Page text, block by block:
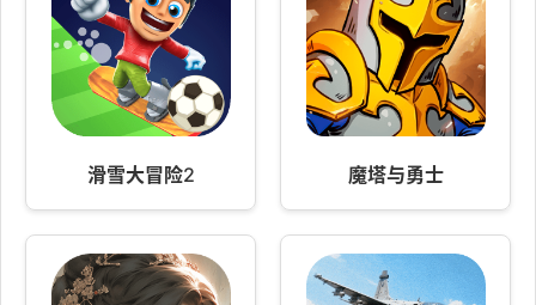
滑雪大冒险2 魔塔与勇士